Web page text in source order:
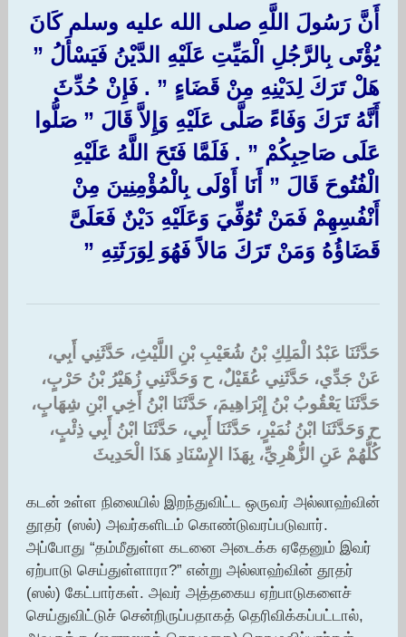
أَنَّ رَسُولَ اللَّهِ صلى الله عليه وسلم كَانَ
يُؤْتَى بِالرَّجُلِ الْمَيِّتِ عَلَيْهِ الدَّيْنُ فَيَسْأَلُ ‏”‏
هَلْ تَرَكَ لِدَيْنِهِ مِنْ قَضَاءٍ ‏”‏ ‏.‏ فَإِنْ حُدِّثَ
أَنَّهُ تَرَكَ وَفَاءً صَلَّى عَلَيْهِ وَإِلاَّ قَالَ ‏”‏ صَلُّوا
عَلَى صَاحِبِكُمْ ‏”‏ ‏.‏ فَلَمَّا فَتَحَ اللَّهُ عَلَيْهِ
الْفُتُوحَ قَالَ ‏”‏ أَنَا أَوْلَى بِالْمُؤْمِنِينَ مِنْ
أَنْفُسِهِمْ فَمَنْ تُوُفِّيَ وَعَلَيْهِ دَيْنٌ فَعَلَىَّ
قَضَاؤُهُ وَمَنْ تَرَكَ مَالاً فَهُوَ لِوَرَثَتِهِ ‏”‏
حَدَّثَنَا عَبْدُ الْمَلِكِ بْنُ شُعَيْبِ بْنِ اللَّيْثِ، حَدَّثَنِي أَبِي،
عَنْ جَدِّي، حَدَّثَنِي عُقَيْلٌ، ح وَحَدَّثَنِي زُهَيْرُ بْنُ حَرْبٍ،
حَدَّثَنَا يَعْقُوبُ بْنُ إِبْرَاهِيمَ، حَدَّثَنَا ابْنُ أَخِي ابْنِ شِهَابٍ،
ح وَحَدَّثَنَا ابْنُ نُمَيْرٍ، حَدَّثَنَا أَبِي، حَدَّثَنَا ابْنُ أَبِي ذِئْبٍ،
كُلُّهُمْ عَنِ الزُّهْرِيِّ، بِهَذَا الإِسْنَادِ هَذَا الْحَدِيثَ ‏
கடன் உள்ள நிலையில் இறந்துவிட்ட ஒருவர் அல்லாஹ்வின்
தூதர் (ஸல்) அவர்களிடம் கொண்டுவரப்படுவார்.
அப்போது “தம்மீதுள்ள கடனை அடைக்க ஏதேனும் இவர்
ஏற்பாடு செய்துள்ளாரா?” என்று அல்லாஹ்வின் தூதர்
(ஸல்) கேட்பார்கள். அவர் அத்தகைய ஏற்பாடுகளைச்
செய்துவிட்டுச் சென்றிருப்பதாகத் தெரிவிக்கப்பட்டால்,